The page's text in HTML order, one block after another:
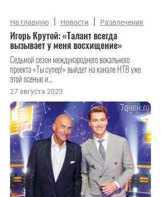
На главную | Новости | Развлечения
Игорь Крутой: «Талант всегда
вызывает у меня восхищение»
Седьмой сезон международного вокального
проекта «Ты супер!» выйдет на канале НТВ уже
этой осенью и...
27 августа 2023